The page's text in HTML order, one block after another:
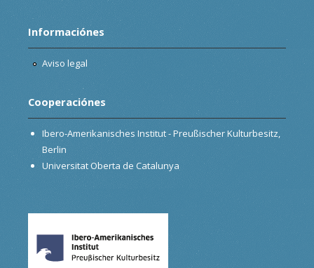
Informaciónes
Aviso legal
Cooperaciónes
Ibero-Amerikanisches Institut - Preußischer Kulturbesitz,
Berlin
Universitat Oberta de Catalunya